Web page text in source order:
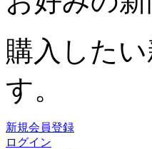
購入した
す。
新規会員登録
ログイン